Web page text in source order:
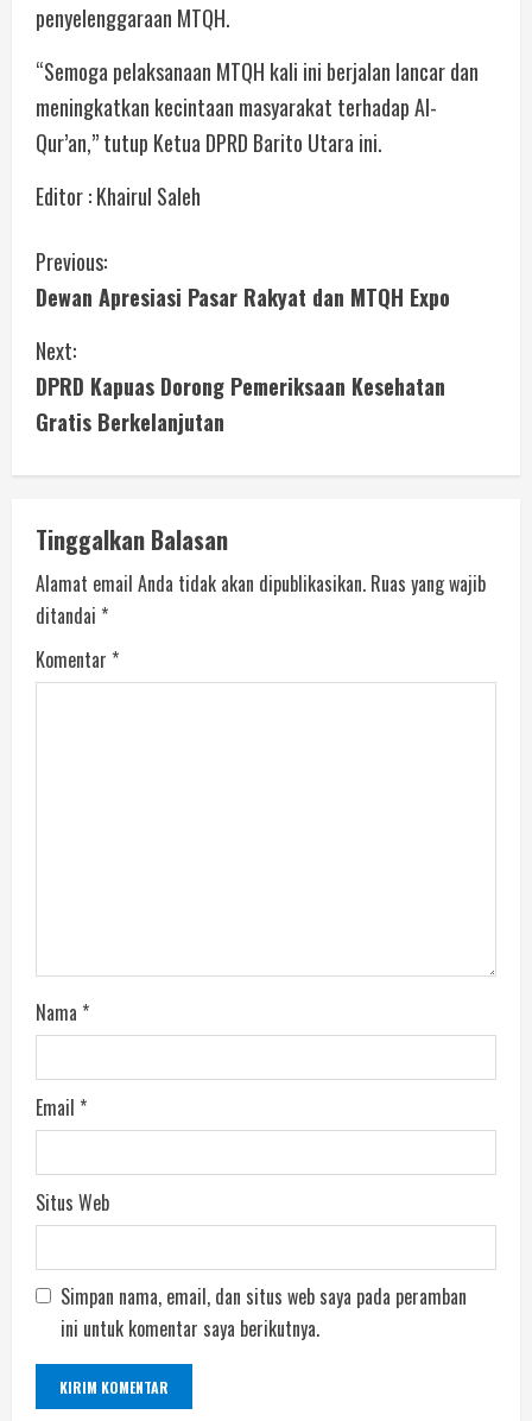
penyelenggaraan MTQH.
“Semoga pelaksanaan MTQH kali ini berjalan lancar dan
meningkatkan kecintaan masyarakat terhadap Al-
Qur’an,” tutup Ketua DPRD Barito Utara ini.
Editor : Khairul Saleh
Previous:
Dewan Apresiasi Pasar Rakyat dan MTQH Expo
Next:
DPRD Kapuas Dorong Pemeriksaan Kesehatan
Gratis Berkelanjutan
Tinggalkan Balasan
Alamat email Anda tidak akan dipublikasikan. Ruas yang wajib
ditandai *
Komentar *
Nama *
Email *
Situs Web
Simpan nama, email, dan situs web saya pada peramban
ini untuk komentar saya berikutnya.